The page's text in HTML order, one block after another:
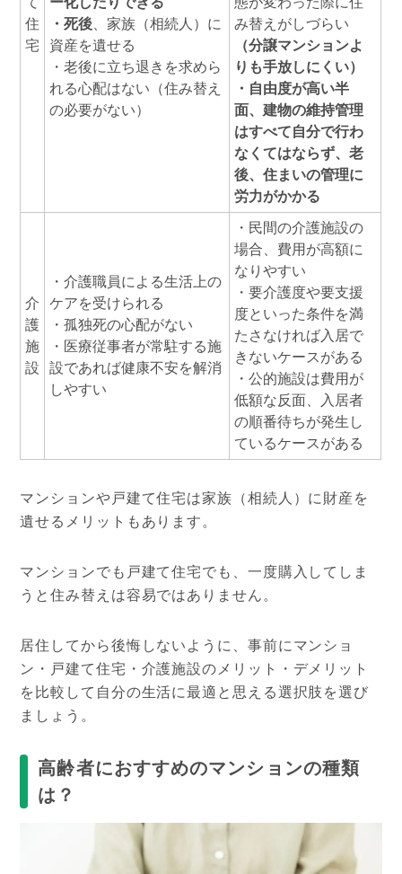
住
宅
・死後 、家族（相続人）に
資産を遺せる
・老後に立ち退きを求めら
れる心配はない（住み替え
の必要がない）
み替えがしづらい
（分譲マンションよ
りも手放しにくい）
・自由度が高い半
面、建物の維持管理
はすべて自分で行わ
なくてはならず、老
後、住まいの管理に
労力がかかる
介
護
施
設
・介護職員による生活上の
ケアを受けられる
・孤独死の心配がない
・医療従事者が常駐する施
設であれば健康不安を解消
しやすい
・民間の介護施設の
場合、費用が高額に
なりやすい
・要介護度や要支援
度といった条件を満
たさなければ入居で
きないケースがある
・公的施設は費用が
低額な反面、入居者
の順番待ちが発生し
ているケースがある
マンションや戸建て住宅は家族（相続人）に財産を
遺せるメリットもあります。
マンションでも戸建て住宅でも、一度購入してしま
うと住み替えは容易ではありません。
居住してから後悔しないように、事前にマンショ
ン・戸建て住宅・介護施設のメリット・デメリット
を比較して自分の生活に最適と思える選択肢を選び
ましょう。
高齢者におすすめのマンションの種類
は？